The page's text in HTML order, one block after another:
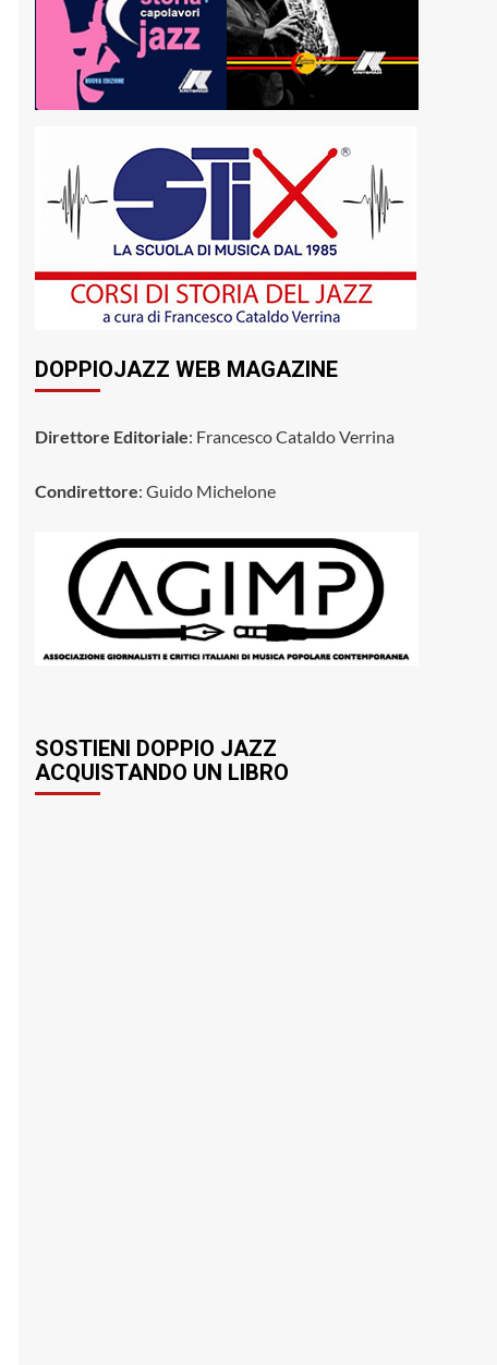
DOPPIOJAZZ WEB MAGAZINE
Direttore Editoriale: Francesco Cataldo Verrina
Condirettore: Guido Michelone
SOSTIENI DOPPIO JAZZ
ACQUISTANDO UN LIBRO